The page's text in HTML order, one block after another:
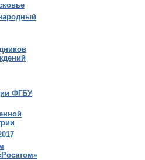
ФГБУ